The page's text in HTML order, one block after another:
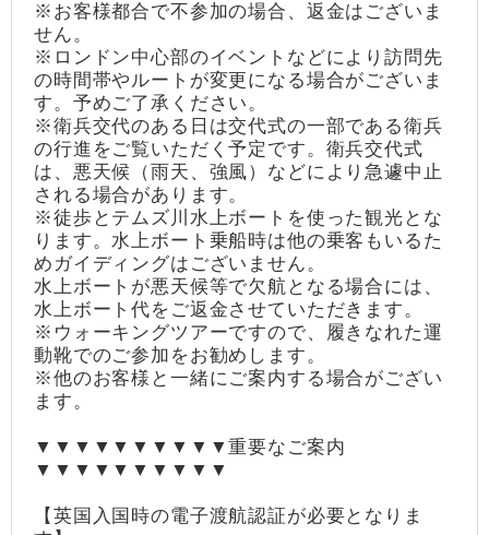
※お客様都合で不参加の場合、返金はございま
せん。
※ロンドン中心部のイベントなどにより訪問先
の時間帯やルートが変更になる場合がございま
す。予めご了承ください。
※衛兵交代のある日は交代式の一部である衛兵
の行進をご覧いただく予定です。衛兵交代式
は、悪天候（雨天、強風）などにより急遽中止
される場合があります。
※徒歩とテムズ川水上ボートを使った観光とな
ります。水上ボート乗船時は他の乗客もいるた
めガイディングはございません。
水上ボートが悪天候等で欠航となる場合には、
水上ボート代をご返金させていただきます。
※ウォーキングツアーですので、履きなれた運
動靴でのご参加をお勧めします。
※他のお客様と一緒にご案内する場合がござい
ます。
▼▼▼▼▼▼▼▼▼▼重要なご案内
▼▼▼▼▼▼▼▼▼▼
【英国入国時の電子渡航認証が必要となりま